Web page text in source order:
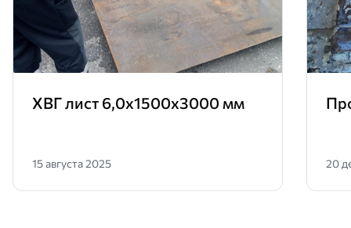
ХВГ лист 6,0х1500х3000 мм
15 августа 2025 20